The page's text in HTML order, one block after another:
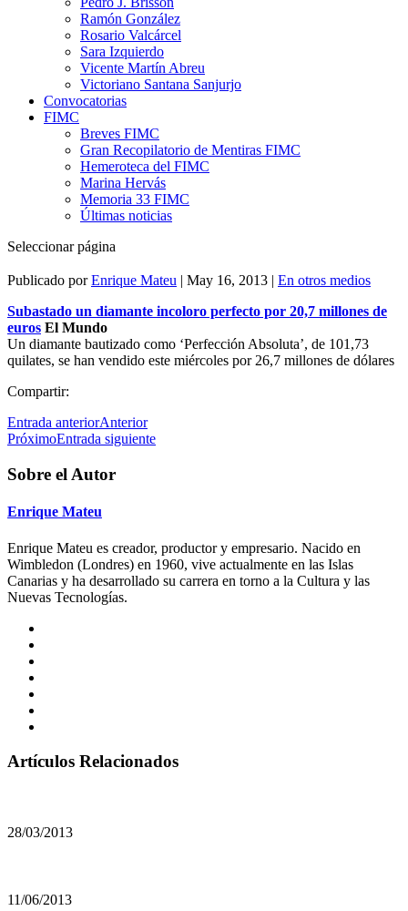
Ramón González
Rosario Valcárcel
Sara Izquierdo
Vicente Martín Abreu
Victoriano Santana Sanjurjo
Convocatorias
FIMC
Breves FIMC
Gran Recopilatorio de Mentiras FIMC
Hemeroteca del FIMC
Marina Hervás
Memoria 33 FIMC
Últimas noticias
Seleccionar página
Publicado porEnrique Mateu | May 16, 2013 | En otros medios
Subastado un diamante incoloro perfecto por 20,7 millones de
euros El Mundo
Un diamante bautizado como ‘Perfección Absoluta’, de 101,73
quilates, se han vendido este miércoles por 26,7 millones de dólares
Compartir:
Entrada anteriorAnterior
PróximoEntrada siguiente
Sobre el Autor
Enrique Mateu
Enrique Mateu es creador, productor y empresario. Nacido en
Wimbledon (Londres) en 1960, vive actualmente en las Islas
Canarias y ha desarrollado su carrera en torno a la Cultura y las
Nuevas Tecnologías.
Artículos Relacionados
28/03/2013
11/06/2013